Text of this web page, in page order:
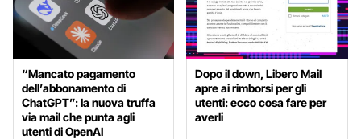
“Mancato pagamento
dell’abbonamento di
ChatGPT”: la nuova truffa
via mail che punta agli
utenti di OpenAI
Dopo il down, Libero Mail
apre ai rimborsi per gli
utenti: ecco cosa fare per
averli